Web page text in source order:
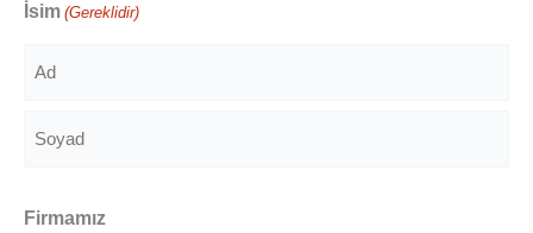
İsim (Gereklidir)
Firmamız